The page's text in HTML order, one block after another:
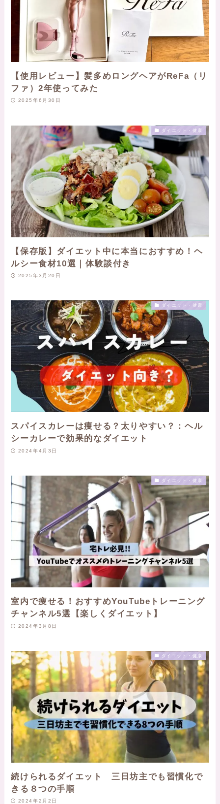
【使用レビュー】髪多めロングヘアがReFa（リ
ファ）2年使ってみた
2025年6月30日
ダイエット・健康
【保存版】ダイエット中に本当におすすめ！ヘ
ルシー食材10選｜体験談付き
2025年3月20日
ダイエット・健康
スパイスカレーは痩せる？太りやすい？：ヘル
シーカレーで効果的なダイエット
2024年4月3日
ダイエット・健康
室内で痩せる！おすすめYouTubeトレーニング
チャンネル5選【楽しくダイエット】
2024年3月8日
ダイエット・健康
続けられるダイエット 三日坊主でも習慣化で
きる８つの手順
2024年2月2日